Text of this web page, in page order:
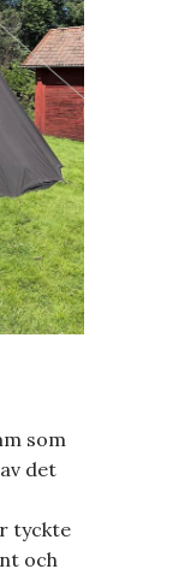
som
det
tyckte
och